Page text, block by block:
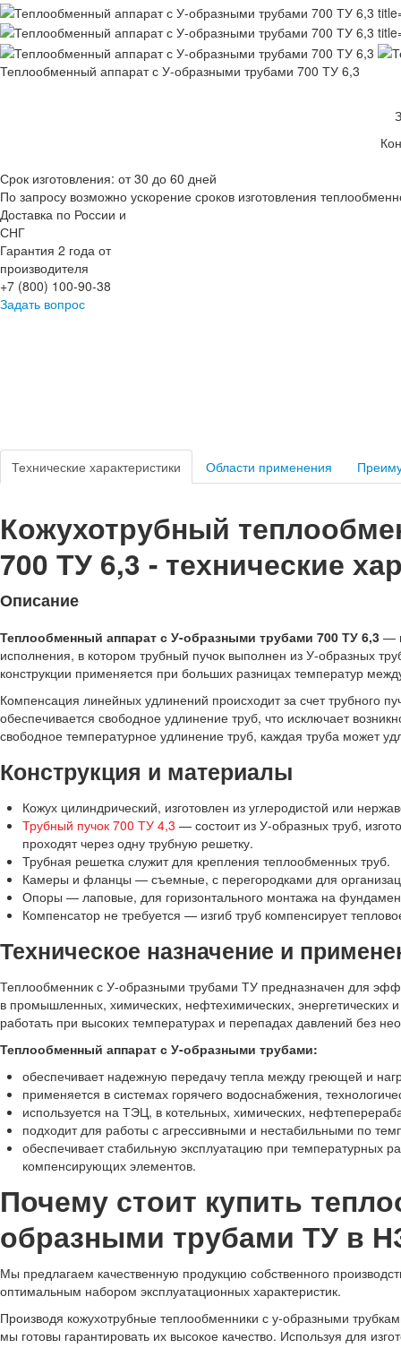
Теплообменный аппарат с У-образными трубами 700 ТУ 6,3
Срок изготовления: от 30 до 60 дней
По запросу возможно ускорение сроков изготовления
Доставка по России и
СНГ
Гарантия 2 года от
производителя
+7 (800) 100-90-38
Задать вопрос
Технические характеристики Области применения
Кожухотрубный
700 ТУ 6,3 - технические
Описание
Теплообменный аппарат с У-образными трубами 700 ТУ 6,3 —
исполнения, в котором трубный пучок выполнен из У-образных
конструкции применяется при больших разницах температур
Компенсация линейных удлинений происходит за счет трубного
обеспечивается свободное удлинение труб, что исключает
свободное температурное удлинение труб, каждая труба может
Конструкция и материалы
Кожух цилиндрический, изготовлен из углеродистой или
Трубный пучок 700 ТУ 4,3 — состоит из У-образных труб,
проходят через одну трубную решетку.
Трубная решетка служит для крепления теплообменных труб.
Камеры и фланцы — съемные, с перегородками для
Опоры — лаповые, для горизонтального монтажа на
Компенсатор не требуется — изгиб труб компенсирует
Техническое назначение и
Теплообменник с У-образными трубами ТУ предназначен для
в промышленных, химических, нефтехимических, энергетических
работать при высоких температурах и перепадах давлений без
Теплообменный аппарат с У-образными трубами:
обеспечивает надежную передачу тепла между греющей и
применяется в системах горячего водоснабжения,
используется на ТЭЦ, в котельных, химических,
подходит для работы с агрессивными и нестабильными по
обеспечивает стабильную эксплуатацию при температурных
компенсирующих элементов.
Почему стоит купить
образными трубами ТУ в
Мы предлагаем качественную продукцию собственного
оптимальным набором эксплуатационных характеристик.
Производя кожухотрубные теплообменники с у-образными
мы готовы гарантировать их высокое качество. Используя для